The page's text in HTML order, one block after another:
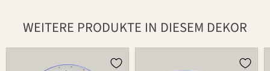
WEITERE PRODUKTE IN DIESEM DEKOR